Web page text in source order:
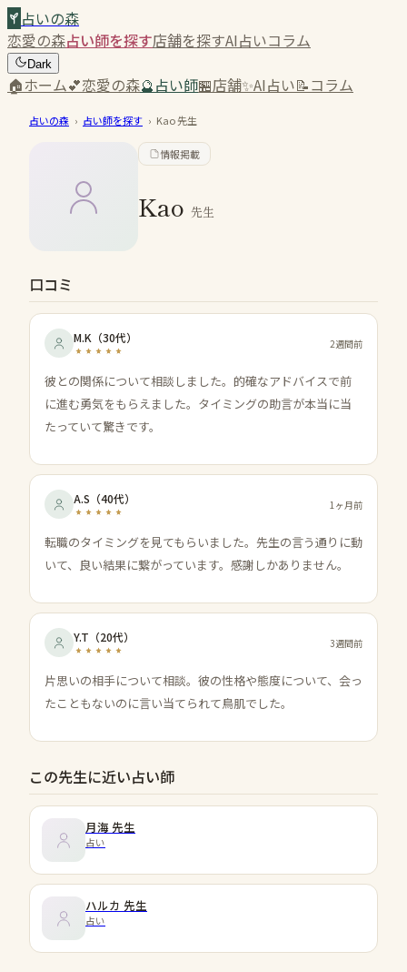
占いの森
恋愛の森占い師を探す店舗を探すAI占いコラム
Dark
🏠ホーム💕恋愛の森🔮占い師🏪店舗✨AI占い📝コラム
占いの森 › 占い師を探す › Kao先生
情報掲載
Kao 先生
口コミ
M.K （30代） 2週間前
彼との関係について相談しました。的確なアドバイスで前
に進む勇気をもらえました。タイミングの助言が本当に当
たっていて驚きです。
A.S （40代） 1ヶ月前
転職のタイミングを見てもらいました。先生の言う通りに動
いて、良い結果に繋がっています。感謝しかありません。
Y.T （20代） 3週間前
片思いの相手について相談。彼の性格や態度について、会っ
たこともないのに言い当てられて鳥肌でした。
この先生に近い占い師
月海 先生
占い
ハルカ 先生
占い